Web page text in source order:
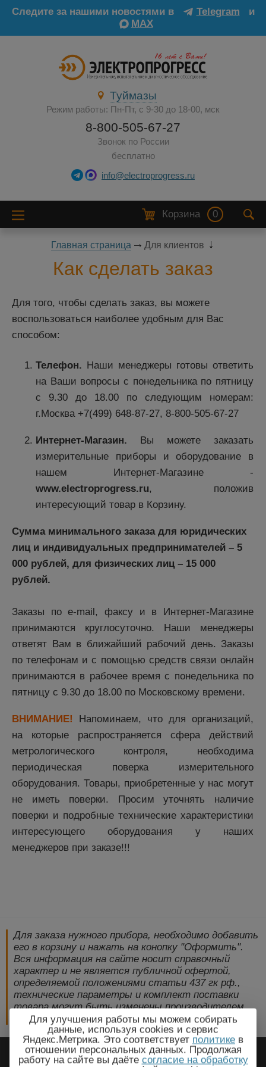
Следите за нашими новостями в Telegram
и
MAX
Туймазы
Режим работы: Пн-Пт, с 9-30 до 18-00, мск
8-800-505-67-27
Звонок по России
бесплатно
info@electroprogress.ru
Корзина 0
Главная страница Для клиентов
Как сделать заказ
Для того, чтобы сделать заказ, вы можете
воспользоваться наиболее удобным для Вас
способом:
Телефон. Наши менеджеры готовы ответить
на Ваши вопросы с понедельника по пятницу
с 9.30 до 18.00 по следующим номерам:
г.Москва +7(499) 648-87-27, 8-800-505-67-27
Интернет-Магазин. Вы можете заказать
измерительные приборы и оборудование в
нашем Интернет-Магазине -
www.electroprogress.ru, положив
интересующий товар в Корзину.
Сумма минимального заказа для юридических
лиц и индивидуальных предпринимателей – 5
000 рублей, для физических лиц – 15 000
рублей.
Заказы по e-mail, факсу и в Интернет-Магазине
принимаются круглосуточно. Наши менеджеры
ответят Вам в ближайший рабочий день. Заказы
по телефонам и с помощью средств связи онлайн
принимаются в рабочее время с понедельника по
пятницу с 9.30 до 18.00 по Московскому времени.
ВНИМАНИЕ!
Напоминаем, что для организаций,
на которые распространяется сфера действий
метрологического контроля, необходима
периодическая поверка измерительного
оборудования. Товары, приобретенные у нас могут
не иметь поверки. Просим уточнять наличие
поверки и подробные технические характеристики
интересующего оборудования у наших
менеджеров при заказе!!!
Для заказа нужного прибора, необходимо добавить
его в корзину и нажать на конопку "Оформить".
Вся информация на сайте носит справочный
характер и не является публичной офертой,
определяемой положениями статьи 437 гк рф.,
технические параметры и комплект поставки
товара могут быть изменены производителем
без предварительного уведомления!
2009-2026 © ЭлектроПрогресс -
Электротехническое оборудование
Для улучшения работы мы можем собирать
данные, используя cookies и сервис
Яндекс.Метрика. Это соответствует политике в
отношении персональных данных. Продолжая
работу на сайте вы даёте согласие на обработку